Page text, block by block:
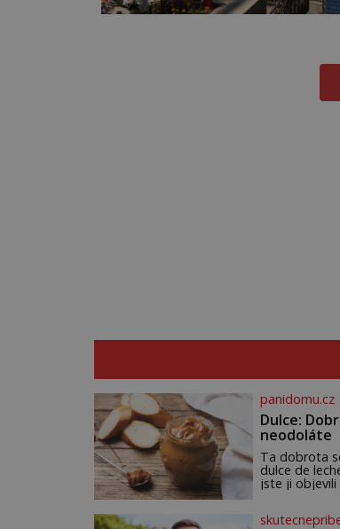
panidomu.cz
Dulce:
neodoláte
Ta dobrota
dulce de
jste ji objevili
ještě lepší.